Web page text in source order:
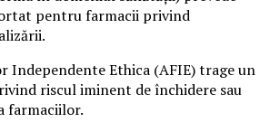
pentru farmacii privind
Independente Ethica (AFIE) trage un
riscul iminent de închidere sau
farmaciilor.